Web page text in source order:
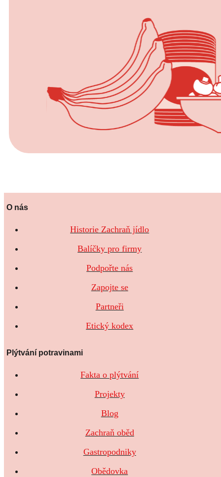
O nás
Historie Zachraň jídlo
Balíčky pro firmy
Podpořte nás
Zapojte se
Partneři
Etický kodex
Plýtvání potravinami
Fakta o plýtvání
Projekty
Blog
Zachraň oběd
Gastropodniky
Obědovka